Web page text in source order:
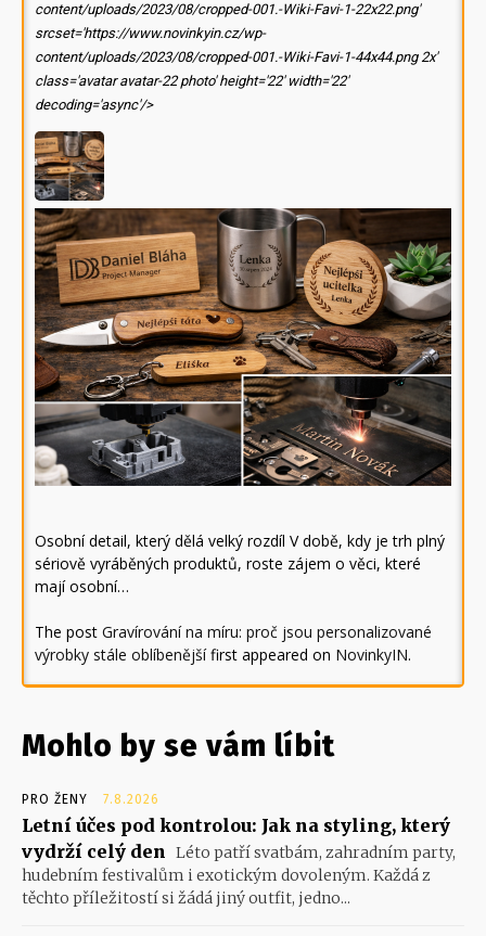
content/uploads/2023/08/cropped-001.-Wiki-Favi-1-22x22.png'
srcset='https://www.novinkyin.cz/wp-
content/uploads/2023/08/cropped-001.-Wiki-Favi-1-44x44.png 2x'
class='avatar avatar-22 photo' height='22' width='22'
decoding='async'/>
Osobní detail, který dělá velký rozdíl V době, kdy je trh plný
sériově vyráběných produktů, roste zájem o věci, které
mají osobní…
The post Gravírování na míru: proč jsou personalizované
výrobky stále oblíbenějšífirst appeared on NovinkyIN.
Mohlo by se vám líbit
PRO ŽENY 7.8.2026
Letní účes pod kontrolou: Jak na styling, který
vydrží celý den Léto patří svatbám, zahradním party,
hudebním festivalům i exotickým dovoleným. Každá z
těchto příležitostí si žádá jiný outfit, jedno...